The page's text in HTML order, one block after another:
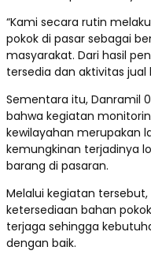
“Kami secara rutin
pokok di pasar sebagai
masyarakat. Dari hasil
tersedia dan aktivitas jual
Sementara itu, Danramil
bahwa kegiatan
kewilayahan merupakan
kemungkinan terjadinya
barang di pasaran.
Melalui kegiatan
ketersediaan bahan
terjaga sehingga
dengan baik.